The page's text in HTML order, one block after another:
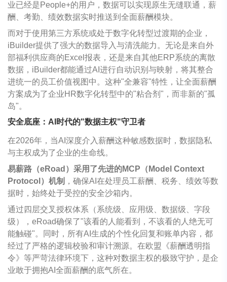
业已经是People+的用户，数据可以实现原生无缝联通，薪
酬、考勤、绩效数据实时推送到全面薪酬模块。
而对于使用第三方系统或处于数字化转型过渡期的企业，
iBuilder提供了强大的数据导入与清洗能力。无论是来自外
部福利供应商的Excel报表，还是来自其他ERP系统的离散
数据，iBuilder都能通过AI进行自动识别与映射，将其整合
进统一的员工价值视图中。这种"全兼容"特性，让全面薪酬
方案成为了企业HR数字化转型中的"粘合剂"，而非新的"孤
岛"。
安全底座：AI时代的"数据主权"守卫者
在2026年，当AI深度介入薪酬这种敏感数据时，数据隐私
与主权成为了企业的生命线。
易薪路（eRoad）采用了先进的MCP（Model Context
Protocol）机制 ，确保AI在处理员工薪酬、税务、绩效等数
据时，始终处于受控的安全沙箱内。
通过四层交叉授权体系（系统级、应用级、数据级、字段
级），eRoad确保了"该看的人能看到，不该看的人绝无可
能触碰"。同时，所有AI生成的个性化回复和账单内容，都
经过了严格的逻辑校验和审计溯源。在欧盟《薪酬透明指
令》等严苛法律环境下，这种对数据主权的极致守护，是企
业敢于拥抱AI全面薪酬的底气所在。